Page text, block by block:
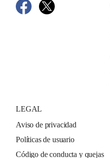
LEGAL
Aviso de privacidad
Políticas de usuario
Código de conducta y quejas